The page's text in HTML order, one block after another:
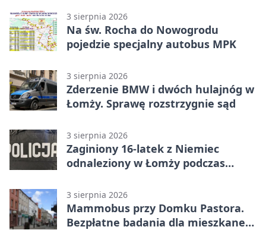
3 sierpnia 2026
Na św. Rocha do Nowogrodu
pojedzie specjalny autobus MPK
3 sierpnia 2026
Zderzenie BMW i dwóch hulajnóg w
Łomży. Sprawę rozstrzygnie sąd
3 sierpnia 2026
Zaginiony 16-latek z Niemiec
odnaleziony w Łomży podczas
3 sierpnia 2026
Mammobus przy Domku Pastora.
Bezpłatne badania dla mieszkanek